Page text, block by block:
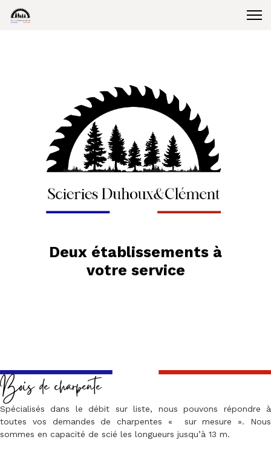
Deux établissements à
votre service
Bois de charpente
Spécialisés dans le débit sur liste, nous pouvons répondre à
toutes vos demandes de charpentes « sur mesure ». Nous
sommes en capacité de scié les longueurs jusqu’à 13 m.